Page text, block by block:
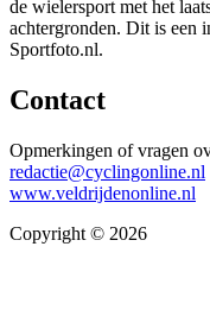
de wielersport met het
achtergronden. Dit is een
Sportfoto.nl.
Contact
Opmerkingen of vragen
redactie@cyclingonline.nl
www.veldrijdenonline.nl
Copyright © 2026